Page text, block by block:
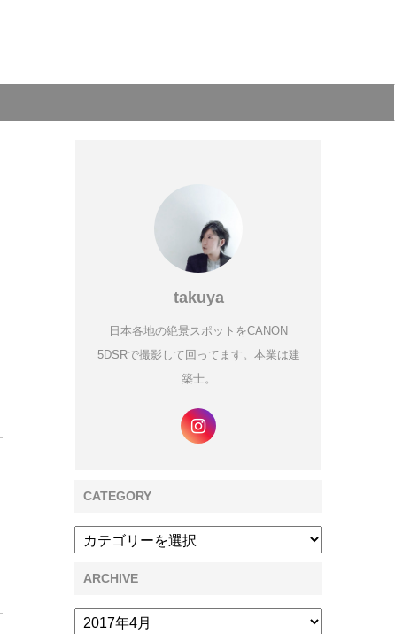
takuya
日本各地の絶景スポットをCANON
5DSRで撮影して回ってます。本業は建
築士。
CATEGORY
ARCHIVE